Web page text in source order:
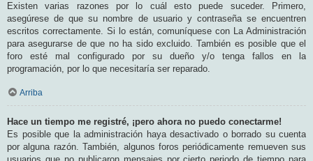
Existen varias razones por lo cuál esto puede suceder. Primero,
asegúrese de que su nombre de usuario y contraseña se encuentren
escritos correctamente. Si lo están, comuníquese con La Administración
para asegurarse de que no ha sido excluido. También es posible que el
foro esté mal configurado por su dueño y/o tenga fallos en la
programación, por lo que necesitaría ser reparado.
Arriba
Hace un tiempo me registré, ¡pero ahora no puedo conectarme!
Es posible que la administración haya desactivado o borrado su cuenta
por alguna razón. También, algunos foros periódicamente remueven sus